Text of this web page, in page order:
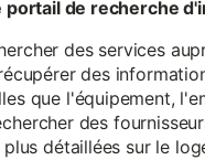
de recherche
des services
des
que l'équipement,
des
détaillées sur le